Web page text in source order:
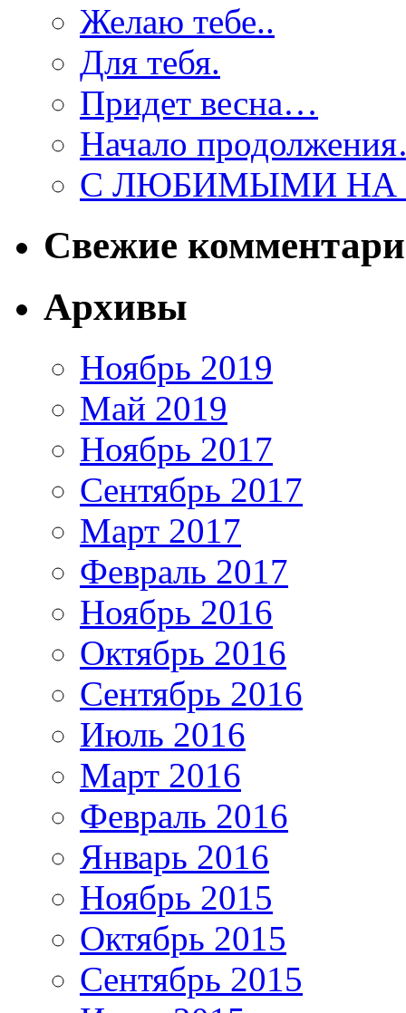
Желаю тебе..
Для тебя.
Придет весна…
Начало
С ЛЮБИМЫМИ НА
Свежие
Архивы
Ноябрь 2019
Май 2019
Ноябрь 2017
Сентябрь 2017
Март 2017
Февраль 2017
Ноябрь 2016
Октябрь 2016
Сентябрь 2016
Июль 2016
Март 2016
Февраль 2016
Январь 2016
Ноябрь 2015
Октябрь 2015
Сентябрь 2015